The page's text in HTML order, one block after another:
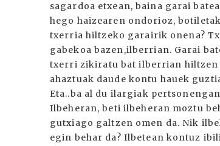
sagardoa etxean, baina garai
hego haizearen ondorioz,
txerria hiltzeko garairik onena?
gabekoa bazen,ilberrian. Garai
txerri zikiratu bat ilberrian hiltzen
ahaztuak daude kontu hauek
Eta..ba al du ilargiak
Ilbeheran, beti ilbeheran moztu
gutxiago galtzen omen da. Nik
egin behar da? Ilbetean kontuz